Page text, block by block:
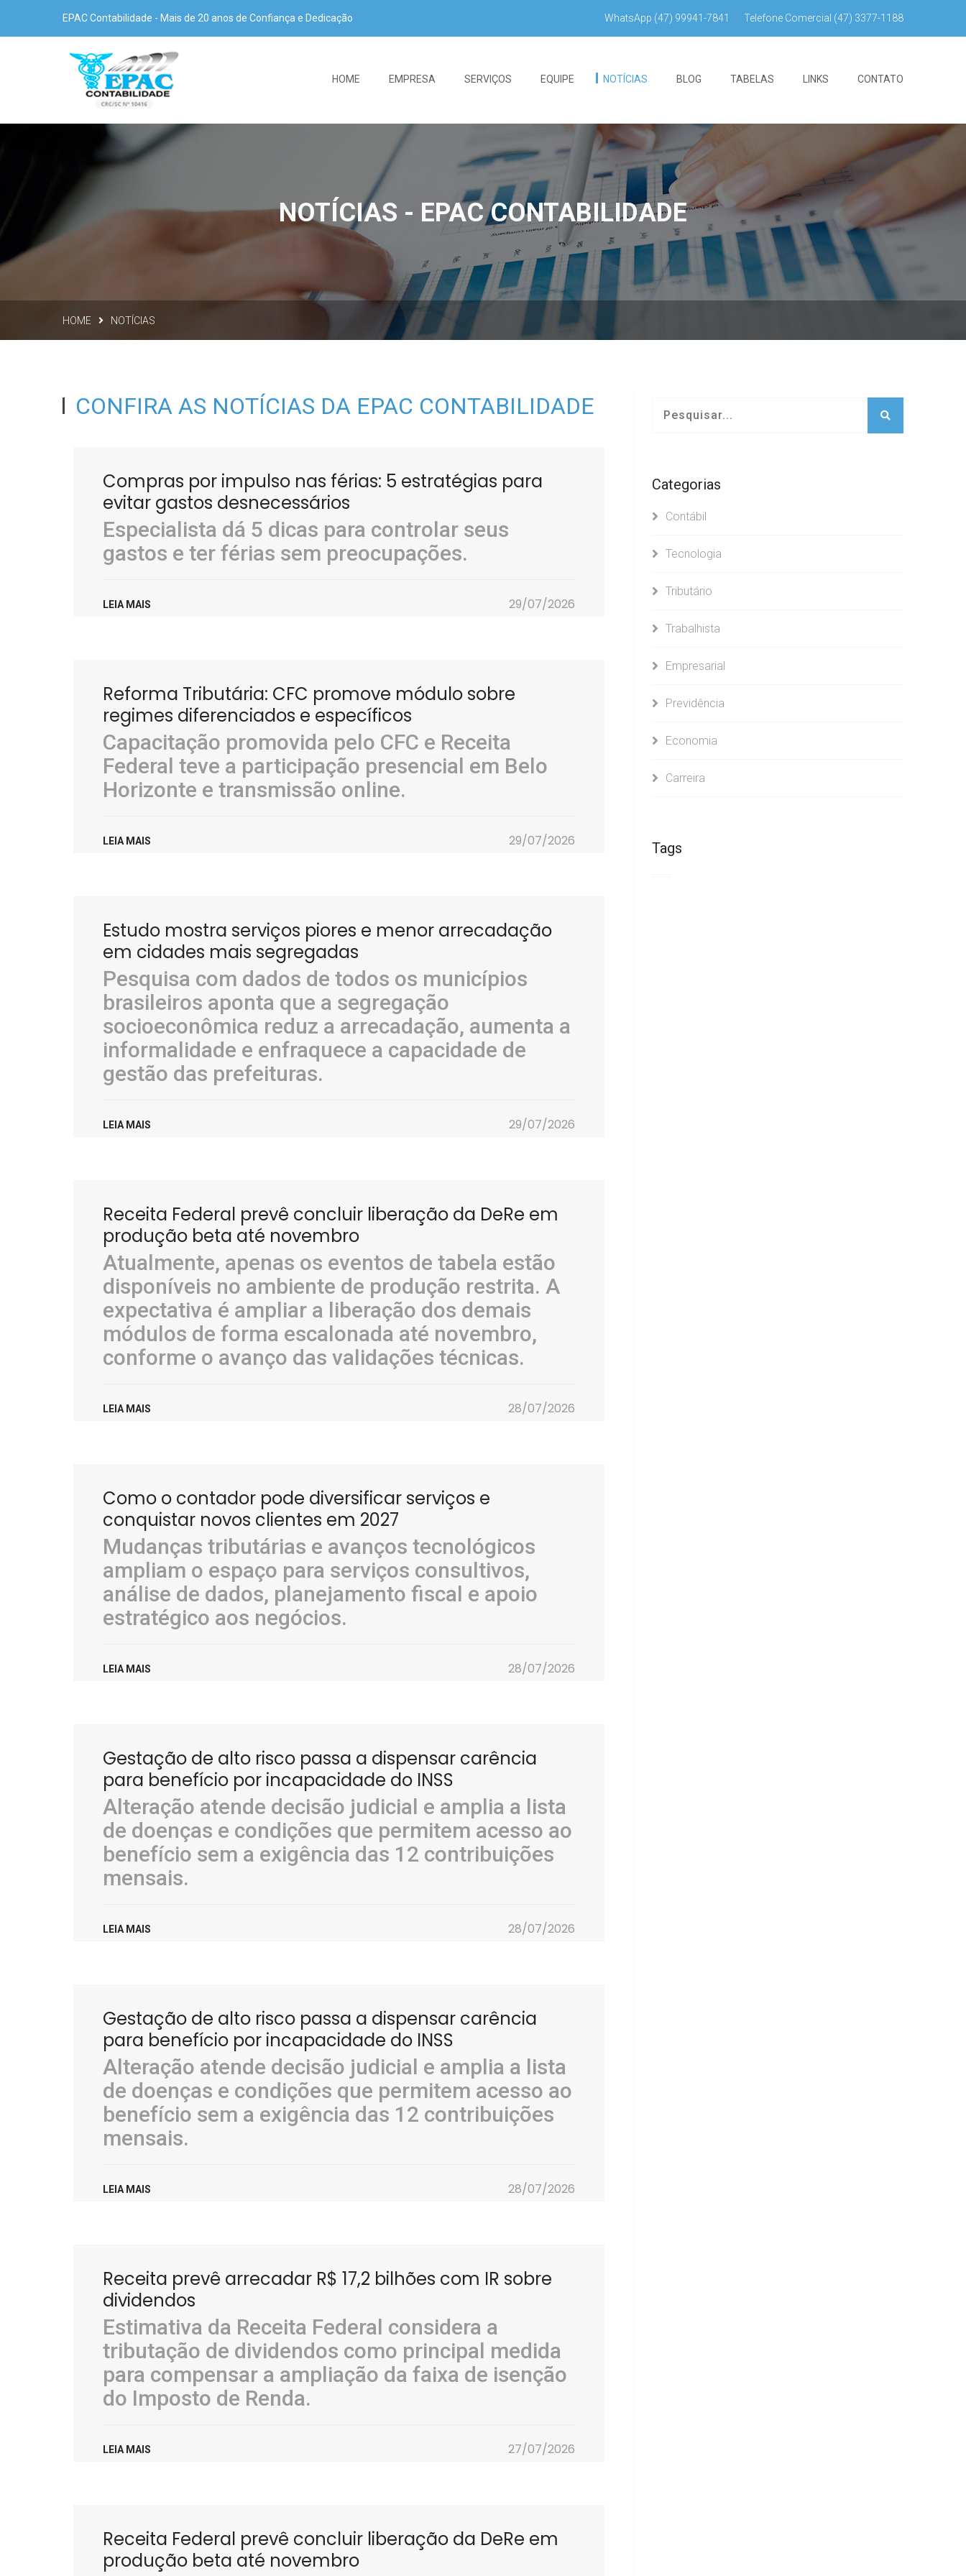
EPAC Contabilidade - Mais de 20 anos de Confiança e Dedicação WhatsApp (47) 99941-7841 Telefone Comercial (47) 3377-1188
HOME EMPRESA SERVIÇOS EQUIPE NOTÍCIAS BLOG TABELAS LINKS CONTATO
NOTÍCIAS - EPAC CONTABILIDADE
HOME NOTÍCIAS
CONFIRA AS NOTÍCIAS DA EPAC CONTABILIDADE
Compras por impulso nas férias: 5 estratégias para
evitar gastos desnecessários
Especialista dá 5 dicas para controlar seus
gastos e ter férias sem preocupações.
LEIA MAIS 29/07/2026
Reforma Tributária: CFC promove módulo sobre
regimes diferenciados e específicos
Capacitação promovida pelo CFC e Receita
Federal teve a participação presencial em Belo
Horizonte e transmissão online.
LEIA MAIS 29/07/2026
Estudo mostra serviços piores e menor arrecadação
em cidades mais segregadas
Pesquisa com dados de todos os municípios
brasileiros aponta que a segregação
socioeconômica reduz a arrecadação, aumenta a
informalidade e enfraquece a capacidade de
gestão das prefeituras.
LEIA MAIS 29/07/2026
Receita Federal prevê concluir liberação da DeRe em
produção beta até novembro
Atualmente, apenas os eventos de tabela estão
disponíveis no ambiente de produção restrita. A
expectativa é ampliar a liberação dos demais
módulos de forma escalonada até novembro,
conforme o avanço das validações técnicas.
LEIA MAIS 28/07/2026
Como o contador pode diversificar serviços e
conquistar novos clientes em 2027
Mudanças tributárias e avanços tecnológicos
ampliam o espaço para serviços consultivos,
análise de dados, planejamento fiscal e apoio
estratégico aos negócios.
LEIA MAIS 28/07/2026
Gestação de alto risco passa a dispensar carência
para benefício por incapacidade do INSS
Alteração atende decisão judicial e amplia a lista
de doenças e condições que permitem acesso ao
benefício sem a exigência das 12 contribuições
mensais.
LEIA MAIS 28/07/2026
Gestação de alto risco passa a dispensar carência
para benefício por incapacidade do INSS
Alteração atende decisão judicial e amplia a lista
de doenças e condições que permitem acesso ao
benefício sem a exigência das 12 contribuições
mensais.
LEIA MAIS 28/07/2026
Receita prevê arrecadar R$ 17,2 bilhões com IR sobre
dividendos
Estimativa da Receita Federal considera a
tributação de dividendos como principal medida
para compensar a ampliação da faixa de isenção
do Imposto de Renda.
LEIA MAIS 27/07/2026
Receita Federal prevê concluir liberação da DeRe em
produção beta até novembro
Categorias
Contábil
Tecnologia
Tributário
Trabalhista
Empresarial
Previdência
Economia
Carreira
Tags